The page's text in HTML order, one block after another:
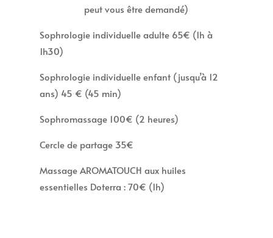
peut vous être demandé)
Sophrologie individuelle adulte 65€ (1h à
1h30)
Sophrologie individuelle enfant (jusqu’à 12
ans) 45 € (45 min)
Sophromassage 100€ (2 heures)
Cercle de partage 35€
Massage AROMATOUCH aux huiles
essentielles Doterra : 70€ (1h)